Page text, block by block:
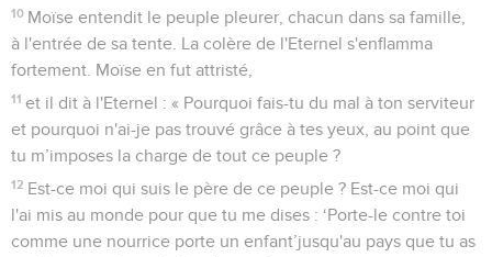
10 Moïse entendit le peuple pleurer, chacun dans sa famille,
à l'entrée de sa tente. La colère de l'Eternel s'enflamma
fortement. Moïse en fut attristé,
11 et il dit à l'Eternel : « Pourquoi fais-tu du mal à ton serviteur
et pourquoi n'ai-je pas trouvé grâce à tes yeux, au point que
tu m’imposes la charge de tout ce peuple ?
12 Est-ce moi qui suis le père de ce peuple ? Est-ce moi qui
l'ai mis au monde pour que tu me dises : ‘Porte-le contre toi
comme une nourrice porte un enfant’jusqu'au pays que tu as